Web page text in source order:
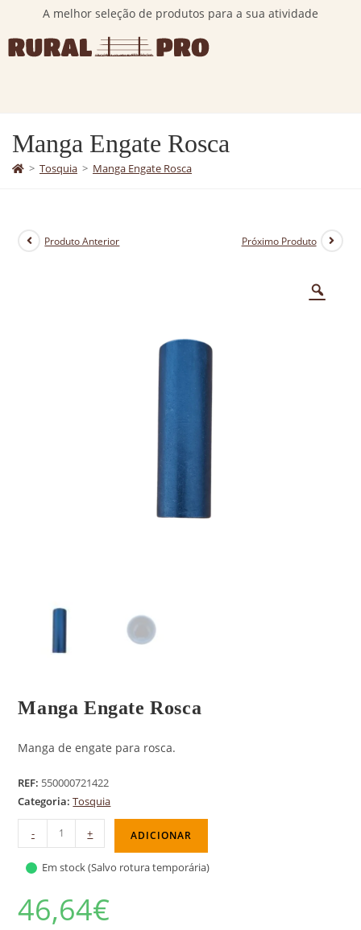
A melhor seleção de produtos para a sua atividade
Manga Engate Rosca
> Tosquia > Manga Engate Rosca
Produto Anterior Próximo Produto
Manga Engate Rosca
Manga de engate para rosca.
REF: 550000721422
Categoria:Tosquia
- + ADICIONAR
Em stock (Salvo rotura temporária)
46,64€